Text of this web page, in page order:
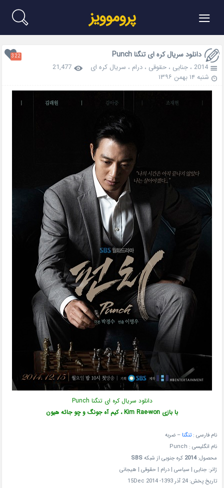
≡ پروموویز
دانلود سریال کره ای تنگنا Punch 322
2014 ،جنایی ،حقوقی ،درام ، سریال کره ای
21,477
شنبه ۱۴ بهمن ۱۳۹۶
دانلود سریال کره ای تنگنا Punch
با بازی Kim Rae-won ، کیم آه جونگ و چو جائه هیون
نام فارسی :تنگنا – ضربه
نام انگلیسی : Punch
محصول:2014 کره جنوبی از شبکهSBS
ژانر: جنایی | سیاسی | درام | حقوقی | هیجانی
تاریخ پخش: 24 آذر 1393- 15Dec 2014